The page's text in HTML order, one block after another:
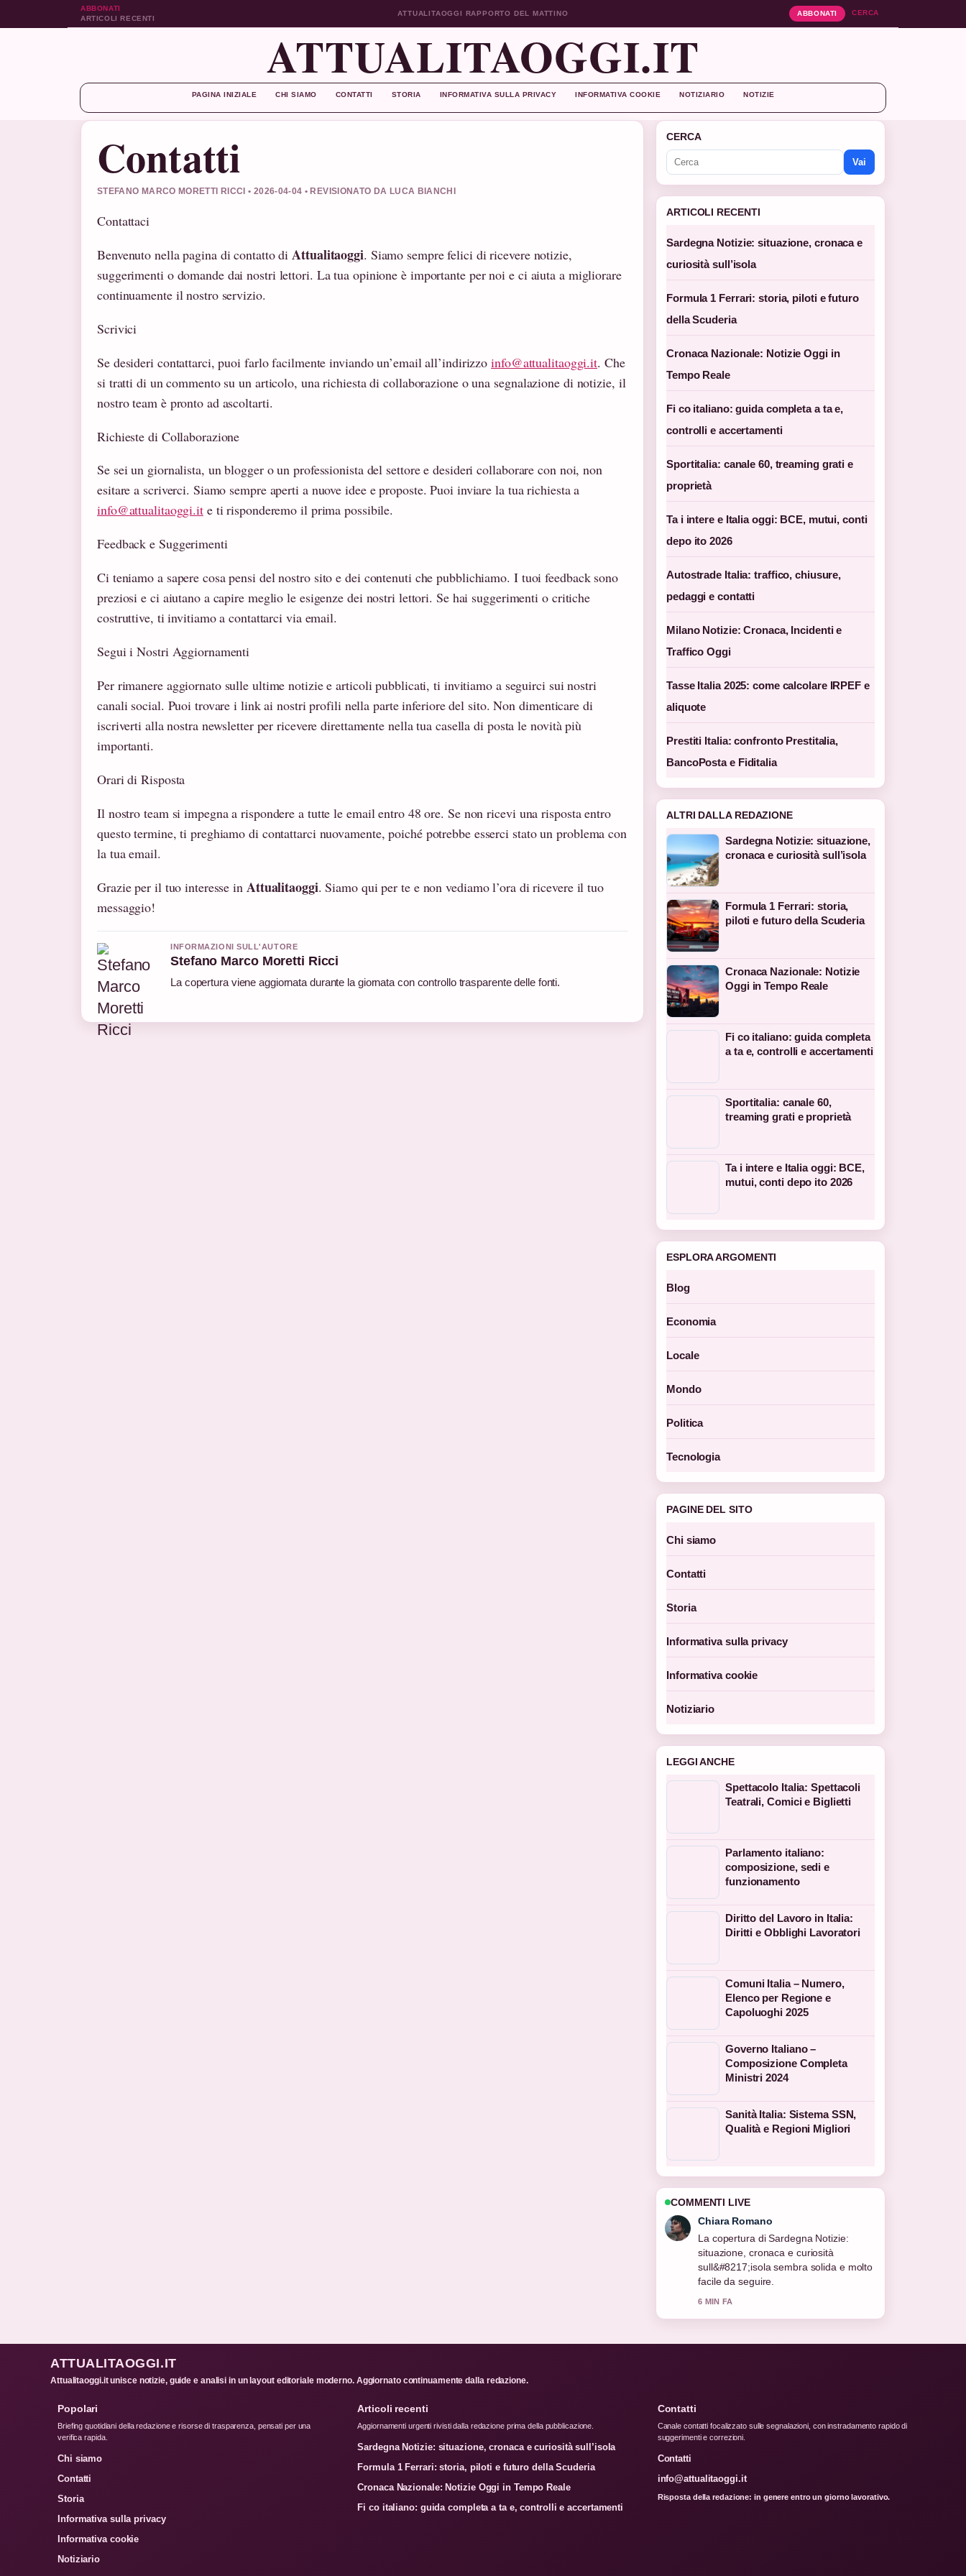
ABBONATI
ARTICOLI RECENTI
ATTUALITAOGGI RAPPORTO DEL MATTINO ABBONATI CERCA
ATTUALITAOGGI.IT
PAGINA INIZIALE CHI SIAMO CONTATTI STORIA INFORMATIVA SULLA PRIVACY INFORMATIVA COOKIE NOTIZIARIO NOTIZIE
Contatti
STEFANO MARCO MORETTI RICCI • 2026-04-04 • REVISIONATO DA LUCA BIANCHI
Contattaci
Benvenuto nella pagina di contatto diAttualitaoggi. Siamo sempre felici di ricevere notizie,
suggerimenti o domande dai nostri lettori. La tua opinione è importante per noi e ci aiuta a migliorare
continuamente il nostro servizio.
Scrivici
Se desideri contattarci, puoi farlo facilmente inviando un’email all’indirizzoinfo@attualitaoggi.it. Che
si tratti di un commento su un articolo, una richiesta di collaborazione o una segnalazione di notizie, il
nostro team è pronto ad ascoltarti.
Richieste di Collaborazione
Se sei un giornalista, un blogger o un professionista del settore e desideri collaborare con noi, non
esitare a scriverci. Siamo sempre aperti a nuove idee e proposte. Puoi inviare la tua richiesta a
info@attualitaoggi.ite ti risponderemo il prima possibile.
Feedback e Suggerimenti
Ci teniamo a sapere cosa pensi del nostro sito e dei contenuti che pubblichiamo. I tuoi feedback sono
preziosi e ci aiutano a capire meglio le esigenze dei nostri lettori. Se hai suggerimenti o critiche
costruttive, ti invitiamo a contattarci via email.
Segui i Nostri Aggiornamenti
Per rimanere aggiornato sulle ultime notizie e articoli pubblicati, ti invitiamo a seguirci sui nostri
canali social. Puoi trovare i link ai nostri profili nella parte inferiore del sito. Non dimenticare di
iscriverti alla nostra newsletter per ricevere direttamente nella tua casella di posta le novità più
importanti.
Orari di Risposta
Il nostro team si impegna a rispondere a tutte le email entro 48 ore. Se non ricevi una risposta entro
questo termine, ti preghiamo di contattarci nuovamente, poiché potrebbe esserci stato un problema con
la tua email.
Grazie per il tuo interesse in Attualitaoggi. Siamo qui per te e non vediamo l’ora di ricevere il tuo
messaggio!
INFORMAZIONI SULL'AUTORE
Stefano Marco Moretti Ricci
La copertura viene aggiornata durante la giornata con controllo trasparente delle fonti.
CERCA
Vai
ARTICOLI RECENTI
Sardegna Notizie: situazione, cronaca e
curiosità sull’isola
Formula 1 Ferrari: storia, piloti e futuro
della Scuderia
Cronaca Nazionale: Notizie Oggi in
Tempo Reale
Fi co italiano: guida completa a ta e,
controlli e accertamenti
Sportitalia: canale 60, treaming grati e
proprietà
Ta i intere e Italia oggi: BCE, mutui, conti
depo ito 2026
Autostrade Italia: traffico, chiusure,
pedaggi e contatti
Milano Notizie: Cronaca, Incidenti e
Traffico Oggi
Tasse Italia 2025: come calcolare IRPEF e
aliquote
Prestiti Italia: confronto Prestitalia,
BancoPosta e Fiditalia
ALTRI DALLA REDAZIONE
Sardegna Notizie: situazione,
cronaca e curiosità sull’isola
Formula 1 Ferrari: storia,
piloti e futuro della Scuderia
Cronaca Nazionale: Notizie
Oggi in Tempo Reale
Fi co italiano: guida completa
a ta e, controlli e accertamenti
Sportitalia: canale 60,
treaming grati e proprietà
Ta i intere e Italia oggi: BCE,
mutui, conti depo ito 2026
ESPLORA ARGOMENTI
Blog
Economia
Locale
Mondo
Politica
Tecnologia
PAGINE DEL SITO
Chi siamo
Contatti
Storia
Informativa sulla privacy
Informativa cookie
Notiziario
LEGGI ANCHE
Spettacolo Italia: Spettacoli
Teatrali, Comici e Biglietti
Parlamento italiano:
composizione, sedi e
funzionamento
Diritto del Lavoro in Italia:
Diritti e Obblighi Lavoratori
Comuni Italia – Numero,
Elenco per Regione e
Capoluoghi 2025
Governo Italiano –
Composizione Completa
Ministri 2024
Sanità Italia: Sistema SSN,
Qualità e Regioni Migliori
COMMENTI LIVE
Luca Conti
Ottimo lavoro di verifica intorno a
Formula 1 Ferrari: storia, piloti e
futuro.... Piu testate dovrebbero
scrivere cosi.
8 MIN FA
ATTUALITAOGGI.IT
Attualitaoggi.it unisce notizie, guide e analisi in un layout editoriale moderno. Aggiornato continuamente dalla redazione.
Popolari
Briefing quotidiani della redazione e risorse di trasparenza, pensati per una
verifica rapida.
Chi siamo
Contatti
Storia
Informativa sulla privacy
Informativa cookie
Notiziario
Articoli recenti
Aggiornamenti urgenti rivisti dalla redazione prima della pubblicazione.
Sardegna Notizie: situazione, cronaca e curiosità sull’isola
Formula 1 Ferrari: storia, piloti e futuro della Scuderia
Cronaca Nazionale: Notizie Oggi in Tempo Reale
Fi co italiano: guida completa a ta e, controlli e accertamenti
Contatti
Canale contatti focalizzato sulle segnalazioni, con instradamento rapido di
suggerimenti e correzioni.
Contatti
info@attualitaoggi.it
Risposta della redazione: in genere entro un giorno lavorativo.